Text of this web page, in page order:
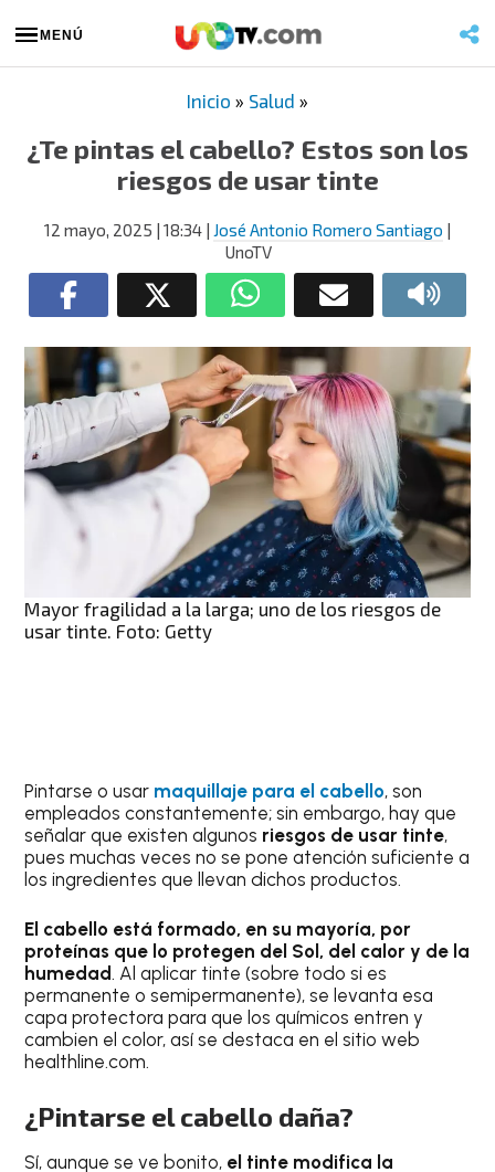
MENÚ
Inicio » Salud »
¿Te pintas el cabello? Estos son los
riesgos de usar tinte
12 mayo, 2025 | 18:34 | José Antonio Romero Santiago |
UnoTV
Mayor fragilidad a la larga; uno de los riesgos de
usar tinte. Foto: Getty
Pintarse o usar maquillaje para el cabello, son
empleados constantemente; sin embargo, hay que
señalar que existen algunos riesgos de usar tinte,
pues muchas veces no se pone atención suficiente a
los ingredientes que llevan dichos productos.
El cabello está formado, en su mayoría, por
proteínas que lo protegen del Sol, del calor y de la
humedad. Al aplicar tinte (sobre todo si es
permanente o semipermanente), se levanta esa
capa protectora para que los químicos entren y
cambien el color, así se destaca en el sitio web
healthline.com.
¿Pintarse el cabello daña?
Sí, aunque se ve bonito, el tinte modifica la